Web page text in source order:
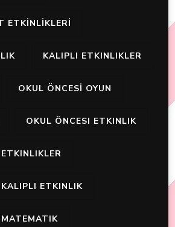
ETKİNLİKLERİ
KALIPLI ETKINLIKLER
OKUL ÖNCESİ OYUN
OKUL ÖNCESI ETKINLIK
ETKINLIK